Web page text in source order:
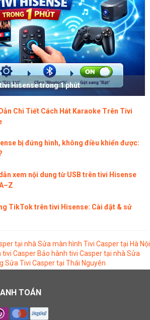
Hisense trong 1 phút
Chi Tiết Cách Hát Karaoke Trên Tivi
bị đứng hình, không điều khiển được:
xem nội dung từ USB trên tivi Hisense
TikTok trên tivi Hisense: Cài đặt & sử
tại nhà Sửa màn hình Tivi Casper tại Hà Nội
tivi Casper Bảo hành tivi Casper tại nhà Sửa
Sửa Tivi Casper tại Thái Nguyên
TOÁN